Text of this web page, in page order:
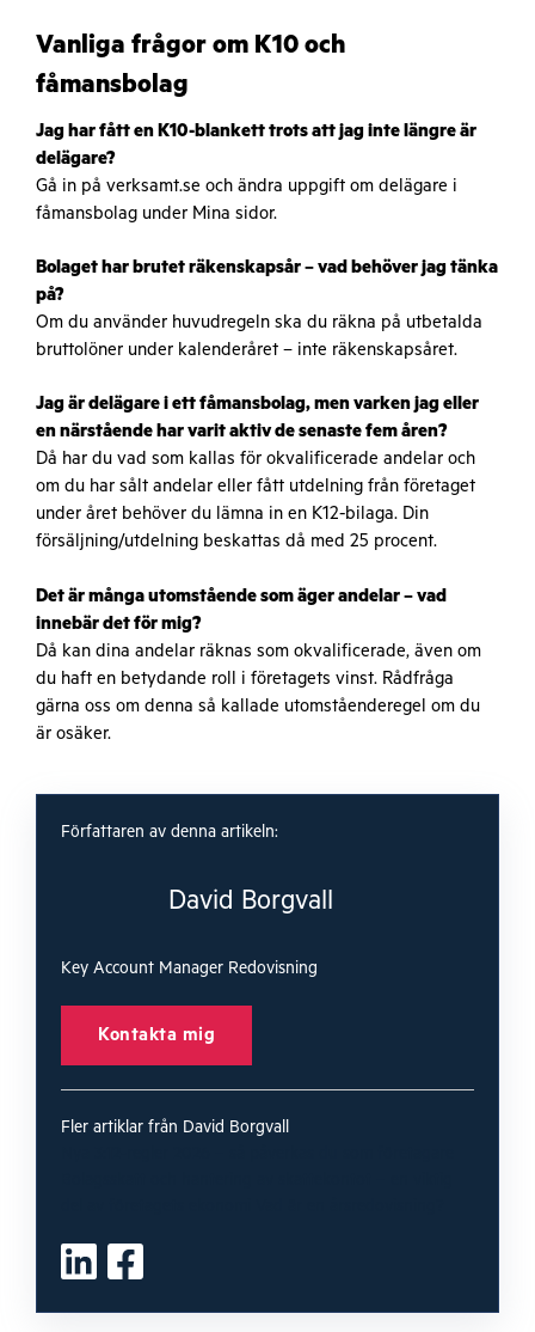
Vanliga frågor om K10 och
fåmansbolag
Jag har fått en K10-blankett trots att jag inte längre är
delägare?
Gå in på verksamt.se och ändra uppgift om delägare i
fåmansbolag under Mina sidor.
Bolaget har brutet räkenskapsår – vad behöver jag tänka
på?
Om du använder huvudregeln ska du räkna på utbetalda
bruttolöner under kalenderåret – inte räkenskapsåret.
Jag är delägare i ett fåmansbolag, men varken jag eller
en närstående har varit aktiv de senaste fem åren?
Då har du vad som kallas för okvalificerade andelar och
om du har sålt andelar eller fått utdelning från företaget
under året behöver du lämna in en K12-bilaga. Din
försäljning/utdelning beskattas då med 25 procent.
Det är många utomstående som äger andelar – vad
innebär det för mig?
Då kan dina andelar räknas som okvalificerade, även om
du haft en betydande roll i företagets vinst. Rådfråga
gärna oss om denna så kallade utomståenderegel om du
är osäker.
Författaren av denna artikeln:
David Borgvall
Key Account Manager Redovisning
Kontakta mig
Fler artiklar från David Borgvall